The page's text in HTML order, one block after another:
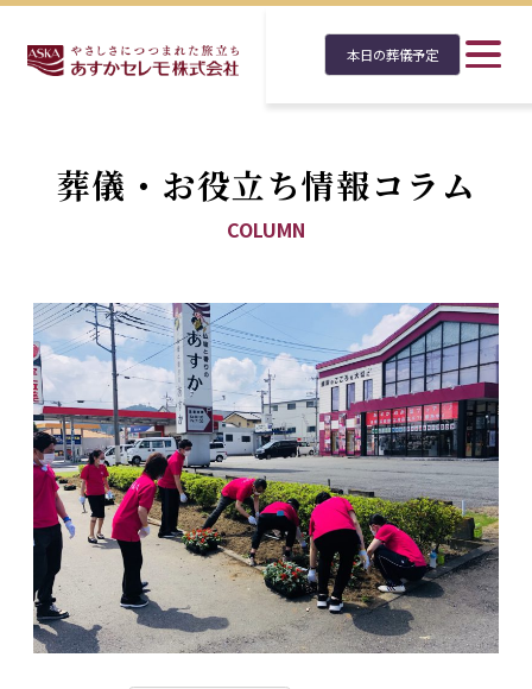
本日の葬儀予定
葬儀・お役立ち情報コラム
COLUMN